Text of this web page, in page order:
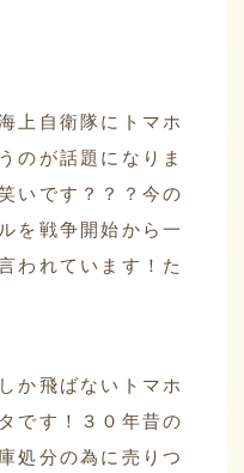
上自衛隊にトマホ
のが話題になりま
いです？？？今の
を戦争開始から一
われています！た
か飛ばないトマホ
です！３０年昔の
処分の為に売りつ